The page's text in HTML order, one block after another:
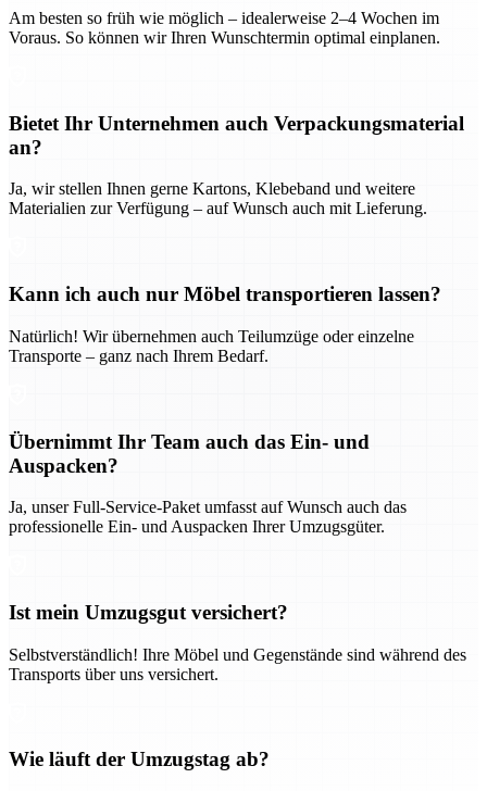
Am besten so früh wie möglich – idealerweise 2–4 Wochen im
Voraus. So können wir Ihren Wunschtermin optimal einplanen.
Bietet Ihr Unternehmen auch Verpackungsmaterial
an?
Ja, wir stellen Ihnen gerne Kartons, Klebeband und weitere
Materialien zur Verfügung – auf Wunsch auch mit Lieferung.
Kann ich auch nur Möbel transportieren lassen?
Natürlich! Wir übernehmen auch Teilumzüge oder einzelne
Transporte – ganz nach Ihrem Bedarf.
Übernimmt Ihr Team auch das Ein- und
Auspacken?
Ja, unser Full-Service-Paket umfasst auf Wunsch auch das
professionelle Ein- und Auspacken Ihrer Umzugsgüter.
Ist mein Umzugsgut versichert?
Selbstverständlich! Ihre Möbel und Gegenstände sind während des
Transports über uns versichert.
Wie läuft der Umzugstag ab?